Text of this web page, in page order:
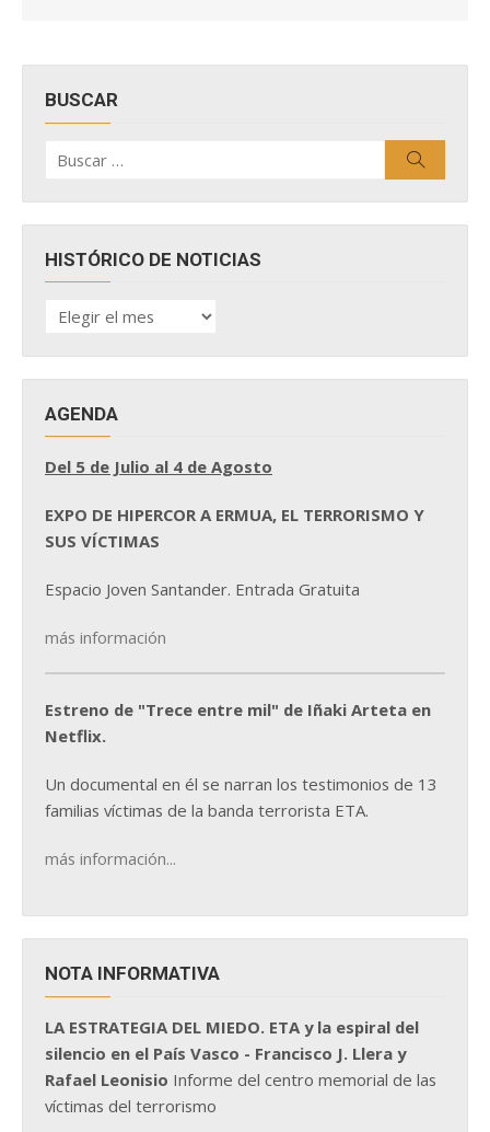
BUSCAR
por:
HISTÓRICO DE NOTICIAS
HISTÓRICO
DE
AGENDA
Del 5 de Julio al 4 de Agosto
EXPO DE HIPERCOR A ERMUA, EL TERRORISMO Y
SUS VÍCTIMAS
Espacio Joven Santander. Entrada Gratuita
más información
Estreno de "Trece entre mil" de Iñaki Arteta en
Netflix.
Un documental en él se narran los testimonios de 13
familias víctimas de la banda terrorista ETA.
más información...
NOTA INFORMATIVA
LA ESTRATEGIA DEL MIEDO. ETA y la espiral del
silencio en el País Vasco - Francisco J. Llera y
Rafael Leonisio Informe del centro memorial de las
víctimas del terrorismo